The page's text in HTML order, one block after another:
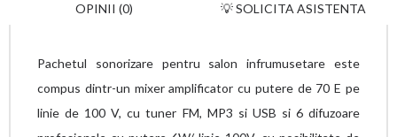
OPINII (0) 💡 SOLICITA ASISTENTA
Pachetul sonorizare pentru salon infrumusetare este
compus dintr-un mixer amplificator cu putere de 70 E pe
linie de 100 V, cu tuner FM, MP3 si USB si 6 difuzoare